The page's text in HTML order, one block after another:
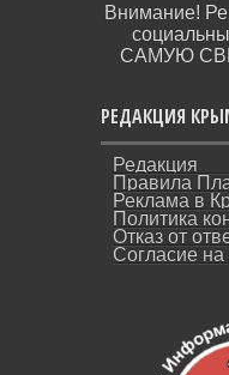
Внимание!
САМУЮ
РЕДАКЦИЯ
Редакция
Правила
Реклама в
Политика
Отказ от
Согласие